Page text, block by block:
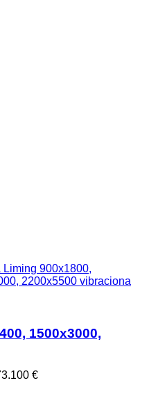
Liming 900x1800,
2200x5500 vibraciona
1500x3000,
€